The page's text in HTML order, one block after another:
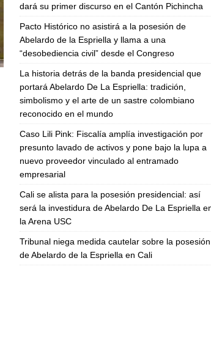
dará su primer discurso en el Cantón Pichincha
Pacto Histórico no asistirá a la posesión de
Abelardo de la Espriella y llama a una
“desobediencia civil” desde el Congreso
La historia detrás de la banda presidencial que
portará Abelardo De La Espriella: tradición,
simbolismo y el arte de un sastre colombiano
reconocido en el mundo
Caso Lili Pink: Fiscalía amplía investigación por
presunto lavado de activos y pone bajo la lupa a
nuevo proveedor vinculado al entramado
empresarial
Cali se alista para la posesión presidencial: así
será la investidura de Abelardo De La Espriella
la Arena USC
Tribunal niega medida cautelar sobre la posesión
de Abelardo de la Espriella en Cali